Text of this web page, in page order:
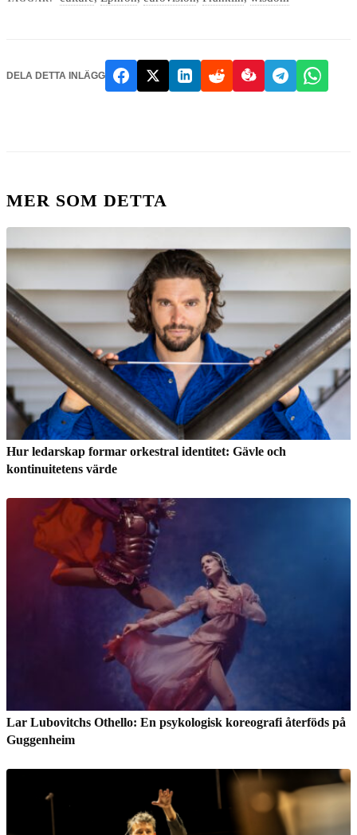
DELA DETTA INLÄGG
MER SOM DETTA
Hur ledarskap formar orkestral identitet: Gävle och
kontinuitetens värde
Lar Lubovitchs Othello: En psykologisk koreografi återföds på
Guggenheim